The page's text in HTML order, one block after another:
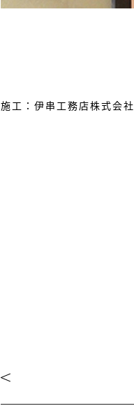
施工：伊串工務店株式会社